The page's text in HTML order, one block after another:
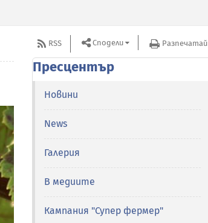
RSS Сподели Разпечатай
Пресцентър
Новини
News
Галерия
В медиите
Кампания "Супер фермер"